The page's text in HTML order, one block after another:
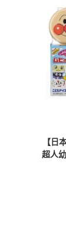
【日
超人